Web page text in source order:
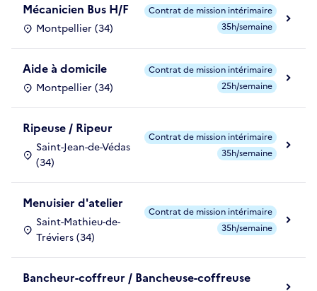
Mécanicien Bus H/F
Montpellier (34)
Contrat de mission intérimaire
35h/semaine
Aide à domicile
Montpellier (34)
Contrat de mission intérimaire
25h/semaine
Ripeuse / Ripeur
Saint-Jean-de-Védas
(34)
Contrat de mission intérimaire
35h/semaine
Menuisier d'atelier
Saint-Mathieu-de-
Tréviers (34)
Contrat de mission intérimaire
35h/semaine
Bancheur-coffreur / Bancheuse-coffreuse